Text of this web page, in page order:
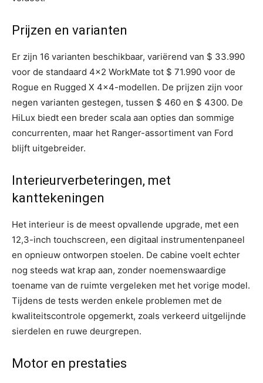
Prijzen en varianten
Er zijn 16 varianten beschikbaar, variërend van $ 33.990
voor de standaard 4×2 WorkMate tot $ 71.990 voor de
Rogue en Rugged X 4×4-modellen. De prijzen zijn voor
negen varianten gestegen, tussen $ 460 en $ 4300. De
HiLux biedt een breder scala aan opties dan sommige
concurrenten, maar het Ranger-assortiment van Ford
blijft uitgebreider.
Interieurverbeteringen, met
kanttekeningen
Het interieur is de meest opvallende upgrade, met een
12,3-inch touchscreen, een digitaal instrumentenpaneel
en opnieuw ontworpen stoelen. De cabine voelt echter
nog steeds wat krap aan, zonder noemenswaardige
toename van de ruimte vergeleken met het vorige model.
Tijdens de tests werden enkele problemen met de
kwaliteitscontrole opgemerkt, zoals verkeerd uitgelijnde
sierdelen en ruwe deurgrepen.
Motor en prestaties